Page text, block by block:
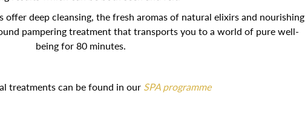
offer deep cleansing, the fresh aromas of natural elixirs and nourishing
pampering treatment that transports you to a world of pure well-
being for 80 minutes.
treatments can be found in our SPA programme